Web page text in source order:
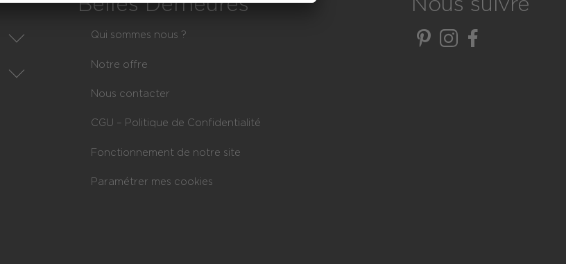
Belles Demeures
Qui sommes nous ?
Notre offre
Nous contacter
CGU – Politique de Confidentialité
Fonctionnement de notre site
Paramétrer mes cookies
Nous suivre